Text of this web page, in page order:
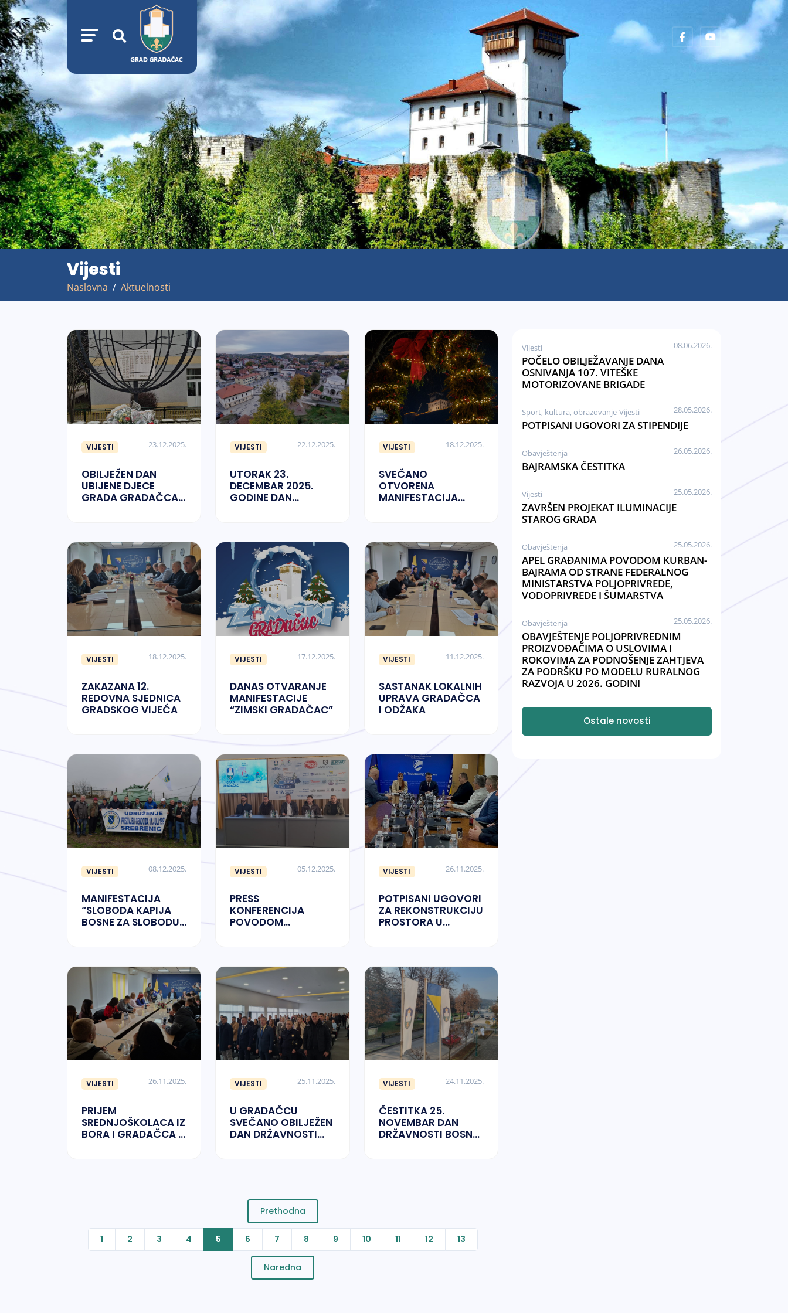
Vijesti
Naslovna Aktuelnosti
VIJESTI 23.12.2025.
OBILJEŽEN DAN
UBIJENE DJECE
GRADA GRADAČCA
VIJESTI 22.12.2025.
UTORAK 23.
DECEMBAR 2025.
GODINE DAN
VIJESTI 18.12.2025.
SVEČANO
OTVORENA
MANIFESTACIJA
VIJESTI 18.12.2025.
ZAKAZANA 12.
REDOVNA SJEDNICA
GRADSKOG VIJEĆA
VIJESTI 17.12.2025.
DANAS OTVARANJE
MANIFESTACIJE
“ZIMSKI GRADAČAC”
VIJESTI 11.12.2025.
SASTANAK LOKALNIH
UPRAVA GRADAČCA
I ODŽAKA
VIJESTI 08.12.2025.
MANIFESTACIJA
“SLOBODA KAPIJA
BOSNE ZA SLOBODU
VIJESTI 05.12.2025.
PRESS
KONFERENCIJA
POVODOM
VIJESTI 26.11.2025.
POTPISANI UGOVORI
ZA REKONSTRUKCIJU
PROSTORA U
VIJESTI 26.11.2025.
PRIJEM
SREDNJOŠKOLACA IZ
BORA I GRADAČCA U
VIJESTI 25.11.2025.
U GRADAČCU
SVEČANO OBILJEŽEN
DAN DRŽAVNOSTI
VIJESTI 24.11.2025.
ČESTITKA 25.
NOVEMBAR DAN
DRŽAVNOSTI BOSNE I
Prethodna
1 2 3 4 5 6 7 8 9 10 11 12 13
Naredna
Vijesti 08.06.2026.
POČELO OBILJEŽAVANJE DANA
OSNIVANJA 107. VITEŠKE
MOTORIZOVANE BRIGADE
Sport, kultura, obrazovanje Vijesti 28.05.2026.
POTPISANI UGOVORI ZA STIPENDIJE
Obavještenja 26.05.2026.
BAJRAMSKA ČESTITKA
Vijesti 25.05.2026.
ZAVRŠEN PROJEKAT ILUMINACIJE
STAROG GRADA
Obavještenja 25.05.2026.
APEL GRAĐANIMA POVODOM KURBAN-
BAJRAMA OD STRANE FEDERALNOG
MINISTARSTVA POLJOPRIVREDE,
VODOPRIVREDE I ŠUMARSTVA
Obavještenja 25.05.2026.
OBAVJEŠTENJE POLJOPRIVREDNIM
PROIZVOĐAČIMA O USLOVIMA I
ROKOVIMA ZA PODNOŠENJE ZAHTJEVA
ZA PODRŠKU PO MODELU RURALNOG
RAZVOJA U 2026. GODINI
Ostale novosti